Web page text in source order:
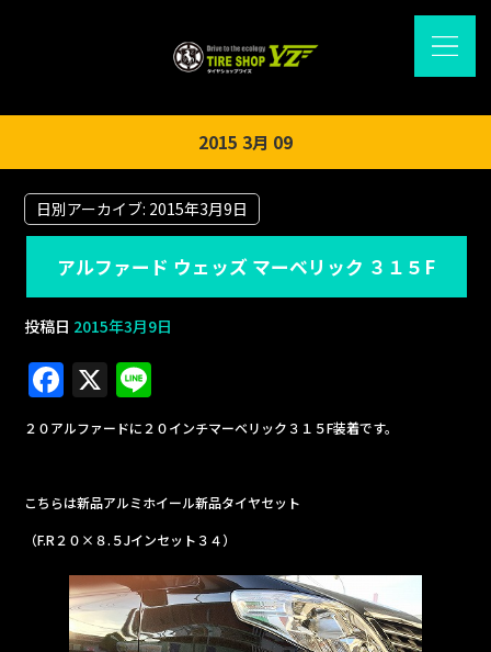
2015 3月 09
日別アーカイブ: 2015年3月9日
アルファード ウェッズ マーベリック ３１５F
投稿日 2015年3月9日
F
a
c
e
b
o
o
k
X
n
e
２０アルファードに２０インチマーベリック３１５F装着です。
こちらは新品アルミホイール新品タイヤセット
（F.R２０×８.５Jインセット３４）